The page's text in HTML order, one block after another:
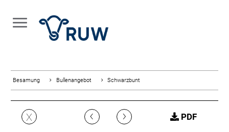
Besamung Bullenangebot Schwarzbunt
X ‹ › PDF